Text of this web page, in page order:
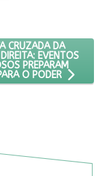
E
ARTIGO: A NOVA
CRUZADA DA
EVENTOS
PREPARAM
O PODER